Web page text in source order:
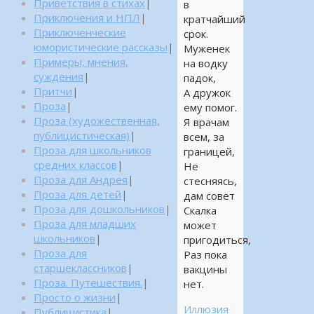
в
кратчайший
срок.
Муженек
на водку
падок,
А дружок
ему помог.
Я врачам
всем, за
границей,
Не
стесняясь,
дам совет
Скалка
может
пригодиться,
Раз пока
вакцины
нет.
Иллюзия
Приветствия в стихах
Приключения и НПЛ |
Приключенческие
юмористические рассказы |
Примеры, мнения,
суждения |
Притчи |
Проза |
Проза (художественная,
публицистическая) |
Проза для школьников
средних классов |
Проза для Андрея |
Проза для детей |
Проза для дошкольников |
Проза для младших
школьников |
Проза для
старшеклассников |
Проза. Путешествия. |
Просто о жизни |